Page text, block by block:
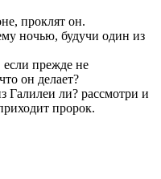
проклят он.
ночью, будучи один из
если прежде не
он делает?
Галилеи ли? рассмотри и
пророк.